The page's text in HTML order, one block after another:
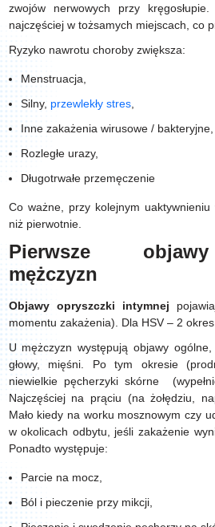
zwojów nerwowych przy
najczęściej w tożsamych miejscach, co
Ryzyko nawrotu choroby zwiększa:
Menstruacja,
Silny, przewlekły stres,
Inne zakażenia wirusowe / bakteryjne,
Rozległe urazy,
Długotrwałe przemęczenie
Co ważne, przy kolejnym uaktywnieniu
niż pierwotnie.
Pierwsze
mężczyzn
Objawy opryszczki intymnej
momentu zakażenia). Dla HSV – 2
U mężczyzn występują objawy
głowy, mięśni. Po tym okresie
niewielkie pęcherzyki skórne
Najczęściej na prąciu (na żołędziu,
Mało kiedy na worku mosznowym czy
w okolicach odbytu, jeśli zakażenie
Ponadto występuje:
Parcie na mocz,
Ból i pieczenie przy mikcji,